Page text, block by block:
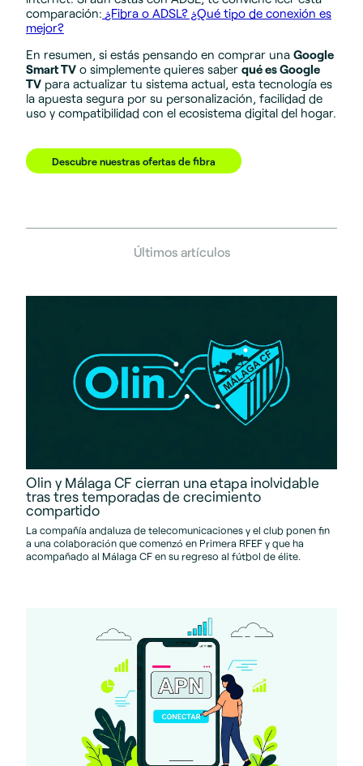
comparación: ¿Fibra o ADSL? ¿Qué tipo de conexión es
mejor?
En resumen, si estás pensando en comprar una Google
Smart TV o simplemente quieres saber qué es Google
TV para actualizar tu sistema actual, esta tecnología es
la apuesta segura por su personalización, facilidad de
uso y compatibilidad con el ecosistema digital del hogar.
Descubre nuestras ofertas de fibra
Últimos artículos
Olin y Málaga CF cierran una etapa inolvidable
tras tres temporadas de crecimiento
compartido
La compañía andaluza de telecomunicaciones y el club ponen fin
a una colaboración que comenzó en Primera RFEF y que ha
acompañado al Málaga CF en su regreso al fútbol de élite.